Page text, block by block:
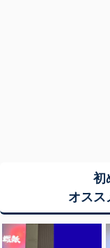
初
オス